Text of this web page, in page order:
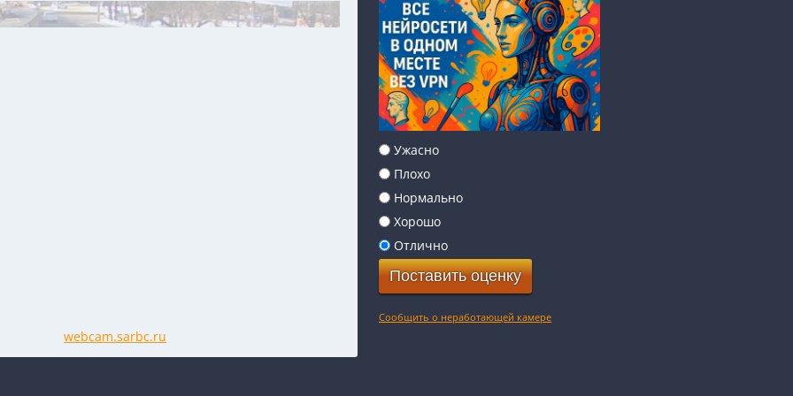
webcam.sarbc.ru
Ужасно
Плохо
Нормально
Хорошо
Отлично
Сообщить о неработающей камере